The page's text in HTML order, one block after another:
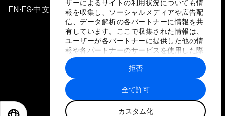
ザーによるサイトの利用状況についても情
報を収集し、ソーシャルメディアや広告配
信、データ解析の各パートナーに情報を共
有しています。ここで収集された情報は、
ユーザーが各パートナーに提供した他の情
報や各パートナーのサービスを使用した際
に収集された情報と組み合わされ、各パー
トナーによって使用されることがありま
す。
全て許可
カスタム化
拒否
EN ▪ ES▪中文▪ 日本語
プライバシーポリシーと利用規約
サイトマップ